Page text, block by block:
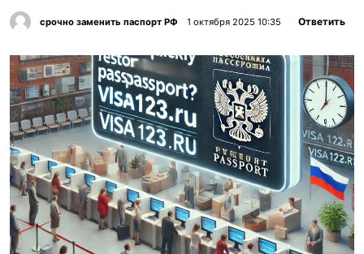
срочно заменить паспорт РФ 1 октября 2025 10:35 Ответить